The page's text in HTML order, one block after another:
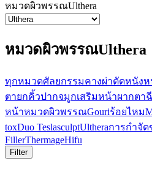
หมวดผิวพรรณUlthera
หมวดผิวพรรณUlthera
ทุกหมวดศัลยกรรมคางผ่าตัดหนัง
ตายกคิ้วปากจมูกเสริมหน้าผากตา
หน้าหมวดผิวพรรณGouriร้อยไหม
toxDuo TeslasculptUltheraการกำจั
FillerThermageHifu
Filter